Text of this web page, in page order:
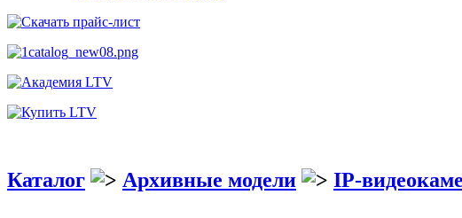
Каталог Архивные модели IP-